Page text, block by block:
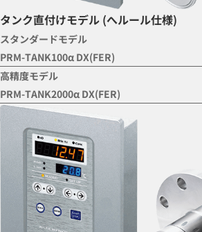
タンク直付けモデル (へルール仕様)
スタンダードモデル
PRM-TANK100α DX(FER)
高精度モデル
PRM-TANK2000α DX(FER)